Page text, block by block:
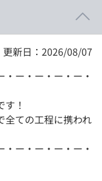
更新日：2026/08/07
ー・ー・ー・ー・
！
全ての工程に携われ
ー・ー・ー・ー・